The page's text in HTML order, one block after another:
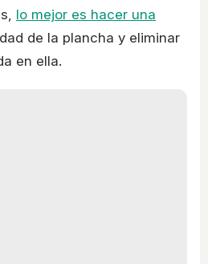
lo mejor es hacer una
de la plancha y eliminar
en ella.